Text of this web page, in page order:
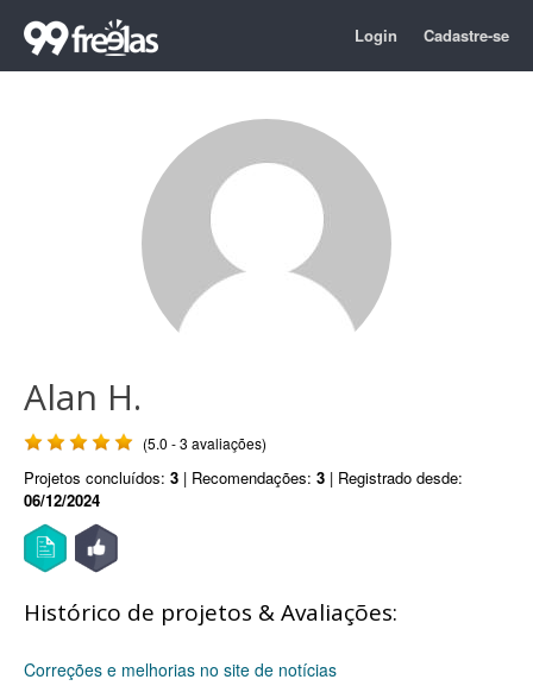
Login Cadastre-se
Alan H.
(5.0 - 3 avaliações)
Projetos concluídos: 3 | Recomendações: 3 | Registrado desde:
06/12/2024
Histórico de projetos & Avaliações:
Correções e melhorias no site de notícias